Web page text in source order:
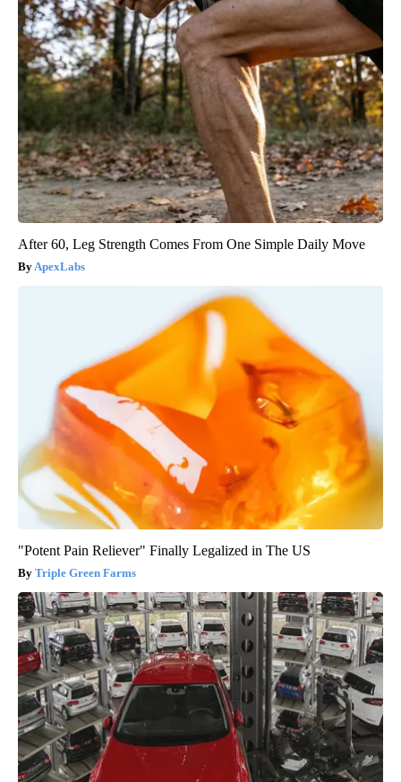
After 60, Leg Strength Comes From One Simple Daily Move
ApexLabs
"Potent Pain Reliever" Finally Legalized in The US
Triple Green Farms